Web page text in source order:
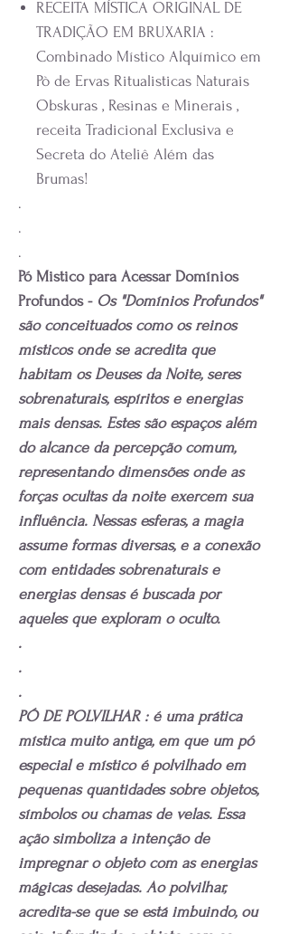
RECEITA MÍSTICA ORIGINAL DE
TRADIÇÃO EM BRUXARIA :
Combinado Místico Alquímico em
Pò de Ervas Ritualisticas Naturais
Obskuras , Resinas e Minerais ,
receita Tradicional Exclusiva e
Secreta do Ateliê Além das
Brumas!
.
.
.
Pó Mistico para Acessar Domínios
Profundos -Os "Domínios Profundos"
são conceituados como os reinos
místicos onde se acredita que
habitam os Deuses da Noite, seres
sobrenaturais, espíritos e energias
mais densas. Estes são espaços além
do alcance da percepção comum,
representando dimensões onde as
forças ocultas da noite exercem sua
influência. Nessas esferas, a magia
assume formas diversas, e a conexão
com entidades sobrenaturais e
energias densas é buscada por
aqueles que exploram o oculto.
.
.
.
PÓ DE POLVILHAR : é uma prática
mística muito antiga, em que um pó
especial e místico é polvilhado em
pequenas quantidades sobre objetos,
símbolos ou chamas de velas. Essa
ação simboliza a intenção de
impregnar o objeto com as energias
mágicas desejadas. Ao polvilhar,
acredita-se que se está imbuindo, ou